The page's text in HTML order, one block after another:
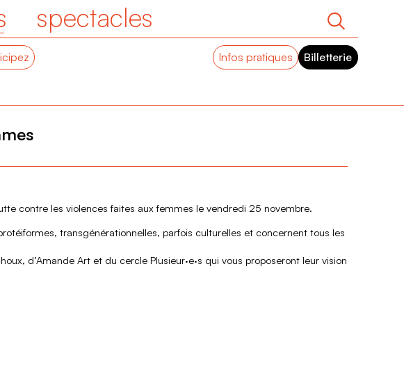
spectacles
Infos pratiques Billetterie
contre les violences faites aux femmes le vendredi 25 novembre.
transgénérationnelles, parfois culturelles et concernent tous les
d’Amande Art et du cercle Plusieur·e·s qui vous proposeront leur vision